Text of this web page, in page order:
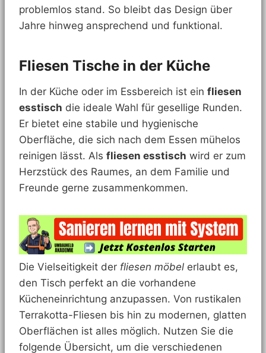
problemlos stand. So bleibt das Design über
Jahre hinweg ansprechend und funktional.
Fliesen Tische in der Küche
In der Küche oder im Essbereich ist ein fliesen
esstisch die ideale Wahl für gesellige Runden.
Er bietet eine stabile und hygienische
Oberfläche, die sich nach dem Essen mühelos
reinigen lässt. Als fliesen esstisch wird er zum
Herzstück des Raumes, an dem Familie und
Freunde gerne zusammenkommen.
Die Vielseitigkeit der fliesen möbel erlaubt es,
den Tisch perfekt an die vorhandene
Kücheneinrichtung anzupassen. Von rustikalen
Terrakotta-Fliesen bis hin zu modernen, glatten
Oberflächen ist alles möglich. Nutzen Sie die
folgende Übersicht, um die verschiedenen